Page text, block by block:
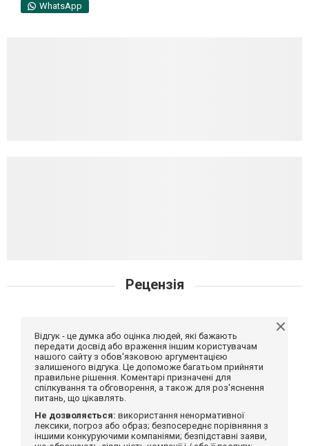
WhatsApp
Рецензія
Відгук - це думка або оцінка людей, які бажають
передати досвід або враження іншим користувачам
нашого сайту з обов'язковою аргументацією
залишеного відгука. Це допоможе багатьом прийняти
правильне рішення. Коментарі призначені для
спілкування та обговорення, а також для роз'яснення
питань, що цікавлять.
Не дозволяється: використання ненормативної
лексики, погроз або образ; безпосереднє порівняння з
іншими конкуруючими компаніями; безпідставні заяви,